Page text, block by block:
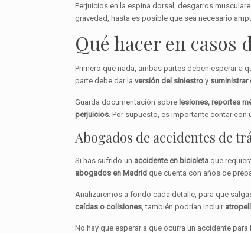
Perjuicios en la espina dorsal, desgarros
gravedad, hasta es posible que sea necesario
Qué hacer en casos
Primero que nada, ambas partes deben esperar a
parte debe dar laversión del siniestro y suministrar
Guarda documentación sobre lesiones, reportes
perjuicios . Por supuesto, es importante contar
Abogados de accidentes de
Si has sufrido un accidente en bicicleta que
abogados en Madrid que cuenta con años de
Analizaremos a fondo cada detalle, para que
caídas o colisiones , también podrían incluir
No hay que esperar a que ocurra un accidente